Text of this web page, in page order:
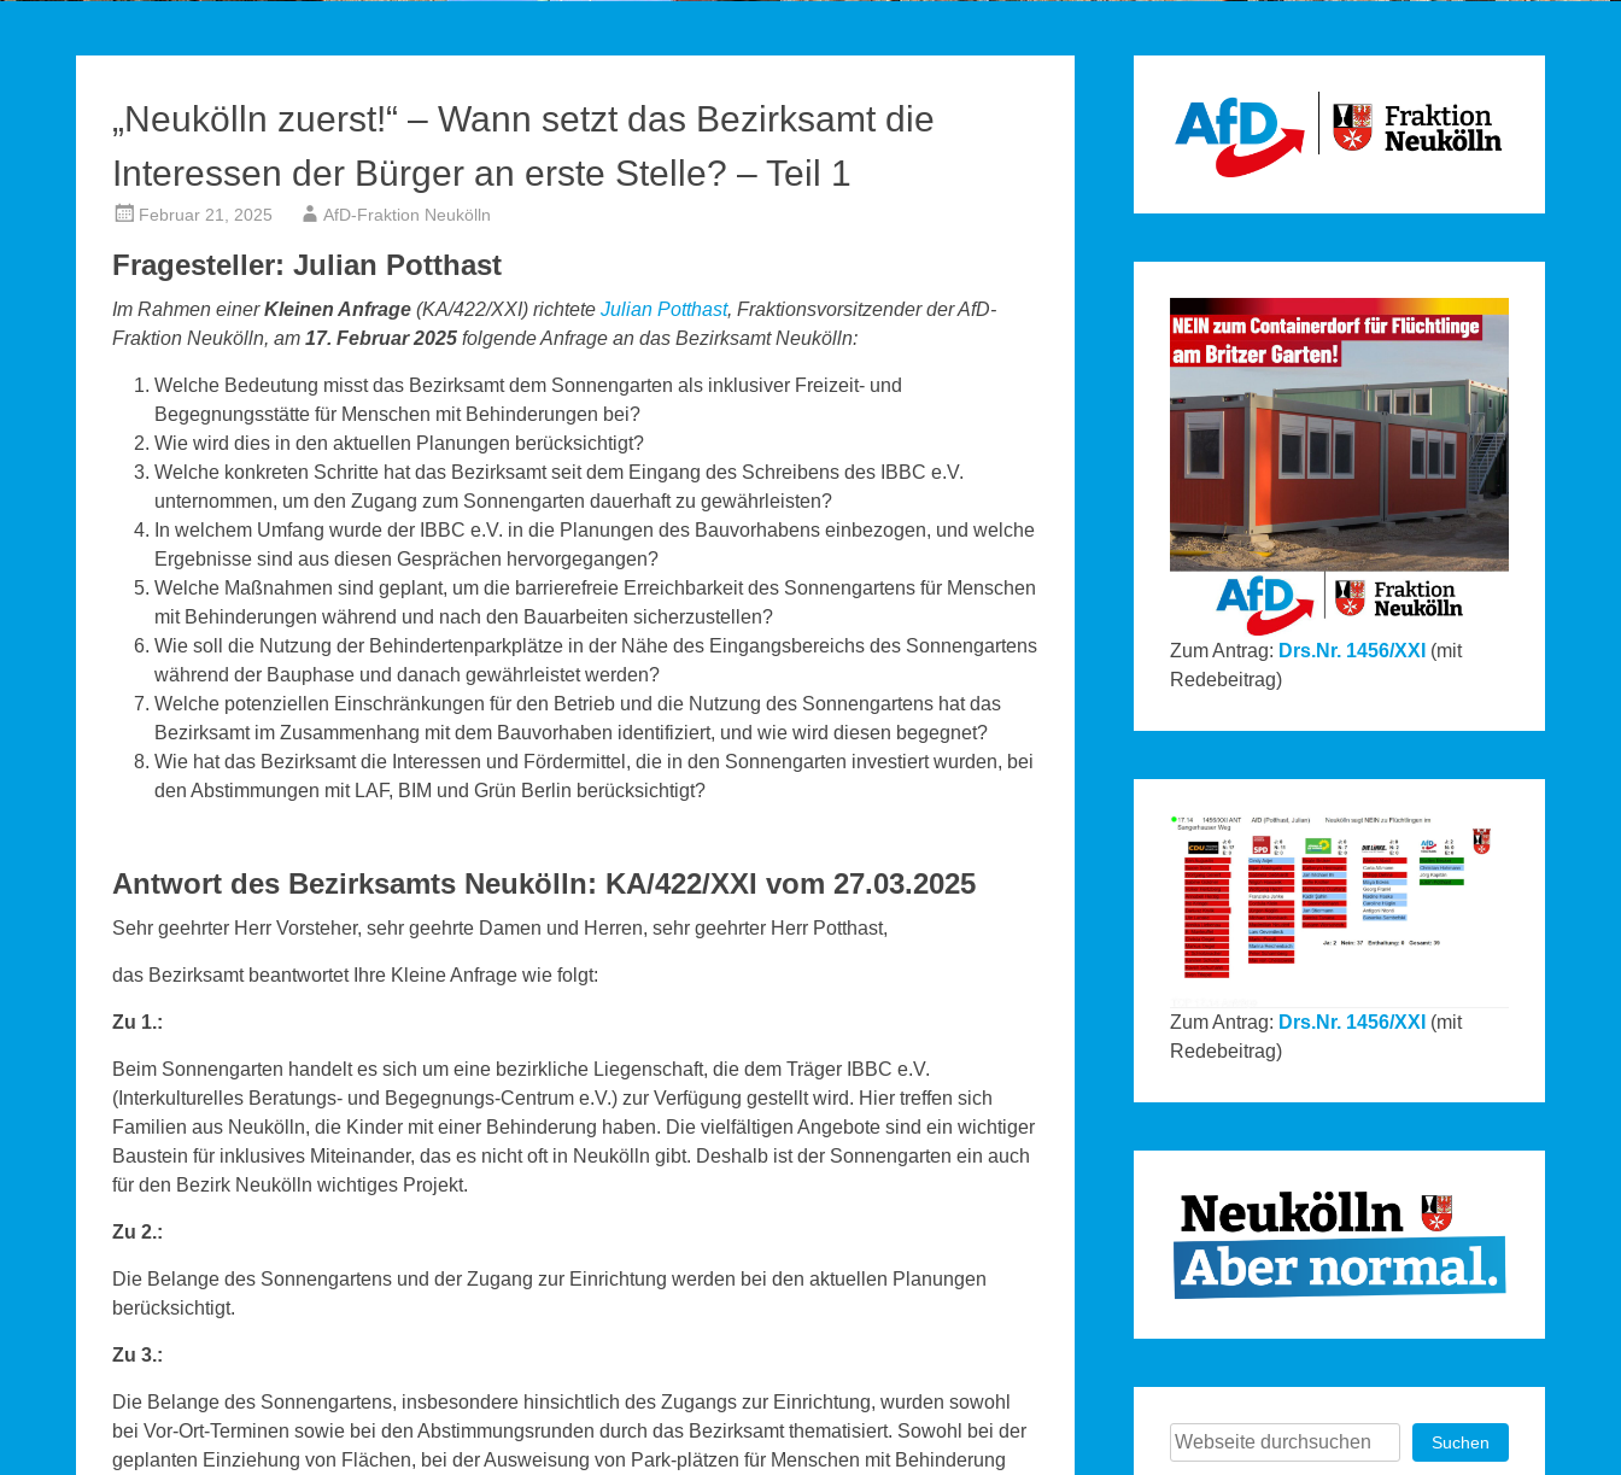
„Neukölln zuerst!“ – Wann setzt das Bezirksamt die
Interessen der Bürger an erste Stelle? – Teil 1
Februar 21, 2025 AfD-Fraktion Neukölln
Fragesteller: Julian Potthast
Im Rahmen einerKleinen Anfrage (KA/422/XXI) richtete Julian Potthast, Fraktionsvorsitzender der AfD-
Fraktion Neukölln, am 17. Februar 2025 folgende Anfrage an das Bezirksamt Neukölln:
Welche Bedeutung misst das Bezirksamt dem Sonnengarten als inklusiver Freizeit- und
Begegnungsstätte für Menschen mit Behinderungen bei?
Wie wird dies in den aktuellen Planungen berücksichtigt?
Welche konkreten Schritte hat das Bezirksamt seit dem Eingang des Schreibens des IBBC e.V.
unternommen, um den Zugang zum Sonnengarten dauerhaft zu gewährleisten?
In welchem Umfang wurde der IBBC e.V. in die Planungen des Bauvorhabens einbezogen, und welche
Ergebnisse sind aus diesen Gesprächen hervorgegangen?
Welche Maßnahmen sind geplant, um die barrierefreie Erreichbarkeit des Sonnengartens für Menschen
mit Behinderungen während und nach den Bauarbeiten sicherzustellen?
Wie soll die Nutzung der Behindertenparkplätze in der Nähe des Eingangsbereichs des Sonnengartens
während der Bauphase und danach gewährleistet werden?
Welche potenziellen Einschränkungen für den Betrieb und die Nutzung des Sonnengartens hat das
Bezirksamt im Zusammenhang mit dem Bauvorhaben identifiziert, und wie wird diesen begegnet?
Wie hat das Bezirksamt die Interessen und Fördermittel, die in den Sonnengarten investiert wurden, bei
den Abstimmungen mit LAF, BIM und Grün Berlin berücksichtigt?
Antwort des Bezirksamts Neukölln: KA/422/XXI vom 27.03.2025
Sehr geehrter Herr Vorsteher, sehr geehrte Damen und Herren, sehr geehrter Herr Potthast,
das Bezirksamt beantwortet Ihre Kleine Anfrage wie folgt:
Zu 1.:
Beim Sonnengarten handelt es sich um eine bezirkliche Liegenschaft, die dem Träger IBBC e.V.
(Interkulturelles Beratungs- und Begegnungs-Centrum e.V.) zur Verfügung gestellt wird. Hier treffen sich
Familien aus Neukölln, die Kinder mit einer Behinderung haben. Die vielfältigen Angebote sind ein wichtiger
Baustein für inklusives Miteinander, das es nicht oft in Neukölln gibt. Deshalb ist der Sonnengarten ein auch
für den Bezirk Neukölln wichtiges Projekt.
Zu 2.:
Die Belange des Sonnengartens und der Zugang zur Einrichtung werden bei den aktuellen Planungen
berücksichtigt.
Zu 3.:
Die Belange des Sonnengartens, insbesondere hinsichtlich des Zugangs zur Einrichtung, wurden sowohl
bei Vor-Ort-Terminen sowie bei den Abstimmungsrunden durch das Bezirksamt thematisiert. Sowohl bei der
geplanten Einziehung von Flächen, bei der Ausweisung von Park-plätzen für Menschen mit Behinderung
Zum Antrag: Drs.Nr. 1456/XXI (mit
Redebeitrag)
Zum Antrag: Drs.Nr. 1456/XXI (mit
Redebeitrag)
Suchen Suchen